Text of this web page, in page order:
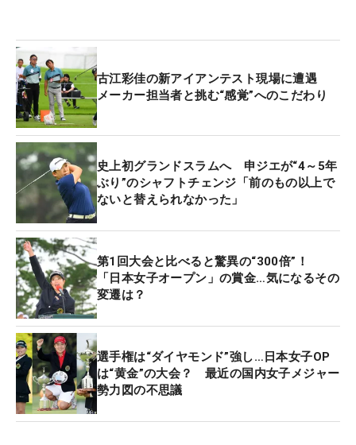
「65」を出した前日から“予兆”はあったという。
「きのうの時点で、スコアはよかったけど安心しき
れるショットではなかった。それが直りきってない
うえに、（雨、朝露など）水でなかなか思うように
打てなかった。それでプラスして悪くなってしまっ
て」。さらにグリーンのスピードも落ちたことで
「逆にやりづらさを感じた」。ティショットを左奥
に外した16番パー3では寄らず入らずのボギーを喫
するなど、改めて大利根の芝の厄介さも痛感した。
ただそのなかでも、3メートルほどのパーパットを
沈めてしのぐ場面もあったり、踏みとどまった部分
もある。「あとは自信を持って打てるかどうか。芝
との兼ね合いがうまくできれば」。ラウンド後には
すぐさま修正に乗り出し、それを決勝ラウンドでの
再浮上につなげていく。（文・間宮輝憲）
古江彩佳の新アイアンテスト現場に遭遇
メーカー担当者と挑む“感覚”へのこだわり
史上初グランドスラムへ 申ジエが“4～5年
ぶり”のシャフトチェンジ「前のもの以上で
ないと替えられなかった」
第1回大会と比べると驚異の“300倍”！
「日本女子オープン」の賞金…気になるその
変遷は？
選手権は“ダイヤモンド”強し…日本女子OP
は“黄金”の大会？ 最近の国内女子メジャー
勢力図の不思議